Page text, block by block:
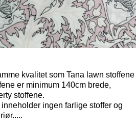
kvalitet som Tana lawn stoffene
er minimum 140cm brede,
stoffene.
ingen farlige stoffer og